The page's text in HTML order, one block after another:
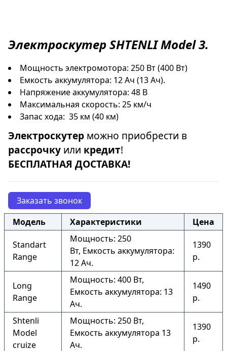
ЭлектроскутерSHTENLI Model 3.
Мощность электромотора: 250 Вт (400 Вт)
Емкость аккумулятора: 12 Ач (13 Ач).
Напряжение аккумулятора: 48 В
Максимальная скорость: 25 км/ч
Запас хода: 35 км (40 км)
Электроскутер можно приобрести в
рассрочку или кредит!
БЕСПЛАТНАЯ ДОСТАВКА!
Заказать звонок
Модель
Характеристики Цена
Standart
Range
Мощность: 250
Вт, Емкость аккумулятора:
12 Ач.
1390
р.
Long
Range
Мощность: 400 Вт,
Емкость аккумулятора: 13
Ач.
1490
р.
Shtenli
Model
cruize
Мощность: 250 Вт,
Емкость аккумулятора 13
Ач.
1390
р.